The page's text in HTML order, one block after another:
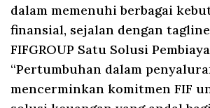
dalam memenuhi berbagai
finansial, sejalan dengan
FIFGROUP Satu Solusi
“Pertumbuhan dalam
mencerminkan komitmen FIF